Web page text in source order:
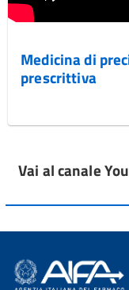
Medicina di
prescrittiva
Vai al canale